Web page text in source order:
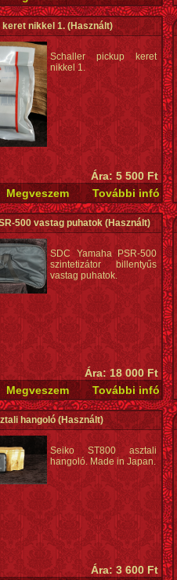
nikkel 1.(Használt)
Schaller pickup keret
nikkel 1.
Ára: 5 500 Ft
500 vastag puhatok(Használt)
SDC Yamaha PSR-500
szintetizátor billentyűs
vastag puhatok.
Ára: 18 000 Ft
hangoló(Használt)
Seiko ST800 asztali
hangoló. Made in Japan.
Ára: 3 600 Ft